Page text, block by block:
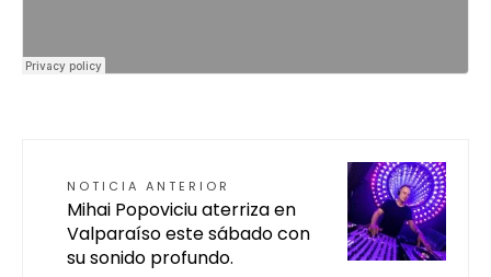
NOTICIA ANTERIOR
Mihai Popoviciu aterriza en
Valparaíso este sábado con
su sonido profundo.